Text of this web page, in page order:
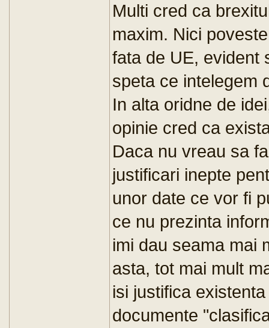
Multi cred ca
maxim. Nici
fata de UE, evident
speta ce intelegem
In alta oridne de
opinie cred ca
Daca nu vreau sa
justificari inepte
unor date ce vor fi
ce nu prezinta
imi dau seama mai
asta, tot mai mult
isi justifica
documente